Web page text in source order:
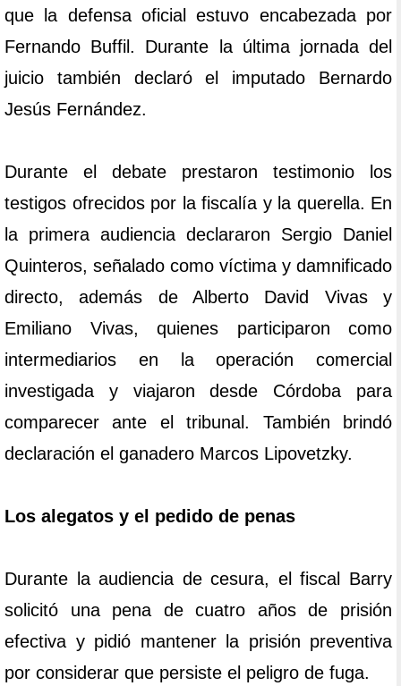
que la defensa oficial estuvo encabezada por
Fernando Buffil. Durante la última jornada del
juicio también declaró el imputado Bernardo
Jesús Fernández.
Durante el debate prestaron testimonio los
testigos ofrecidos por la fiscalía y la querella. En
la primera audiencia declararon Sergio Daniel
Quinteros, señalado como víctima y damnificado
directo, además de Alberto David Vivas y
Emiliano Vivas, quienes participaron como
intermediarios en la operación comercial
investigada y viajaron desde Córdoba para
comparecer ante el tribunal. También brindó
declaración el ganadero Marcos Lipovetzky.
Los alegatos y el pedido de penas
Durante la audiencia de cesura, el fiscal Barry
solicitó una pena de cuatro años de prisión
efectiva y pidió mantener la prisión preventiva
por considerar que persiste el peligro de fuga.